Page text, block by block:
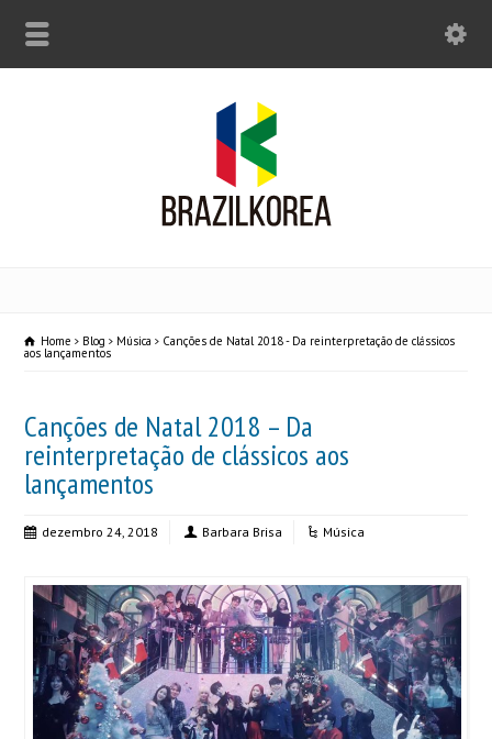
Home Blog Música Canções de Natal 2018 - Da reinterpretação de clássicos
aos lançamentos
Canções de Natal 2018 – Da
reinterpretação de clássicos aos
lançamentos
dezembro 24, 2018 Barbara Brisa Música